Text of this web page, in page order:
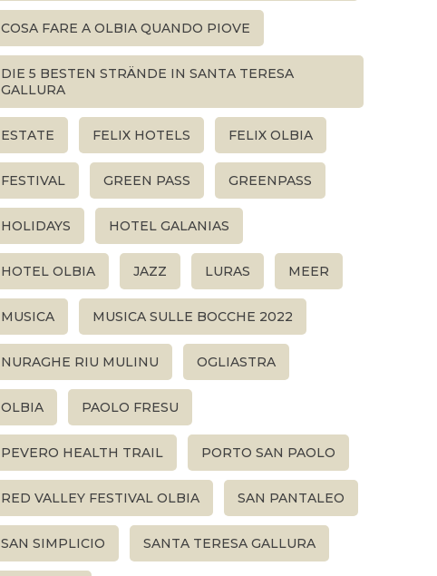
COSA FARE A OLBIA QUANDO PIOVE
DIE 5 BESTEN STRÄNDE IN SANTA TERESA
GALLURA
ESTATE FELIX HOTELS FELIX OLBIA
FESTIVAL GREEN PASS GREENPASS
HOLIDAYS HOTEL GALANIAS
HOTEL OLBIA JAZZ LURAS MEER
MUSICA MUSICA SULLE BOCCHE 2022
NURAGHE RIU MULINU OGLIASTRA
OLBIA PAOLO FRESU
PEVERO HEALTH TRAIL PORTO SAN PAOLO
RED VALLEY FESTIVAL OLBIA SAN PANTALEO
SAN SIMPLICIO SANTA TERESA GALLURA